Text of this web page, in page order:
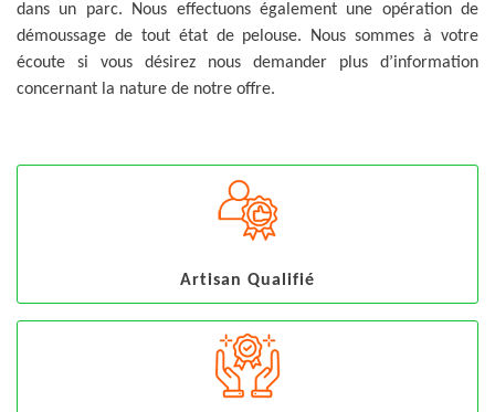
dans un parc. Nous effectuons également une opération de
démoussage de tout état de pelouse. Nous sommes à votre
écoute si vous désirez nous demander plus d’information
concernant la nature de notre offre.
Artisan Qualifié